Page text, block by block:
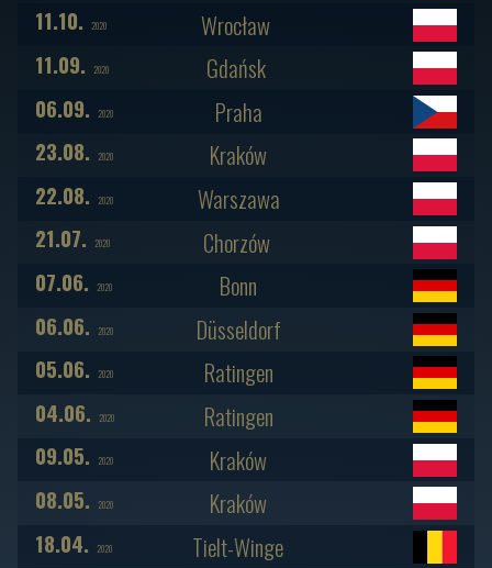
11.10. 2020 Wrocław
11.09. 2020 Gdańsk
06.09. 2020 Praha
23.08. 2020 Kraków
22.08. 2020 Warszawa
21.07. 2020 Chorzów
07.06. 2020 Bonn
06.06. 2020 Düsseldorf
05.06. 2020 Ratingen
04.06. 2020 Ratingen
09.05. 2020 Kraków
08.05. 2020 Kraków
18.04. 2020 Tielt-Winge